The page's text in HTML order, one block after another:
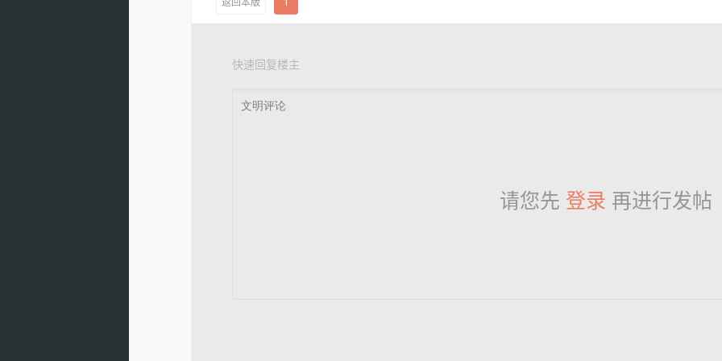
请您先 登录 再进行发帖
快速回复楼主